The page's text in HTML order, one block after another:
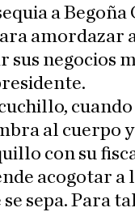
a Begoña
amordazar
sus negocios
al cuerpo
con su
acogotar a
sepa. Para